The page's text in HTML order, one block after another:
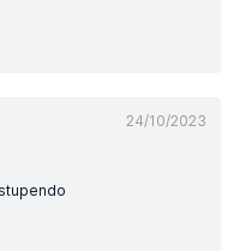
24/10/2023